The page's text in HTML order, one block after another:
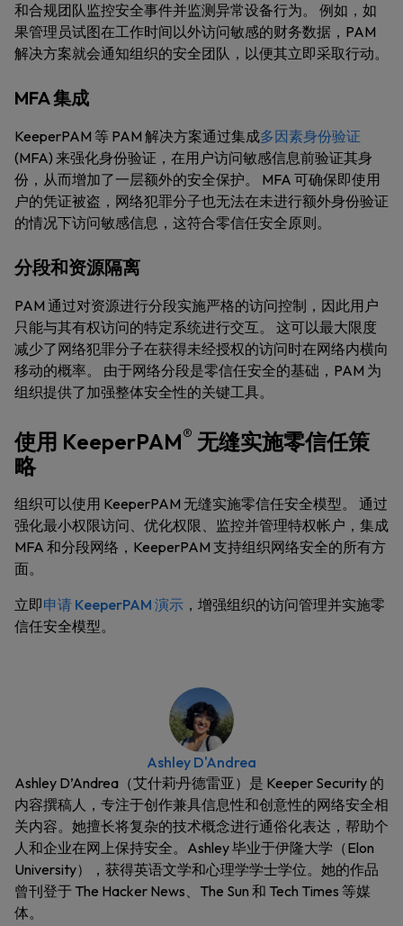
和合规团队监控安全事件并监测异常设备行为。 例如，如
果管理员试图在工作时间以外访问敏感的财务数据，PAM
解决方案就会通知组织的安全团队，以便其立即采取行动。
MFA 集成
KeeperPAM 等 PAM 解决方案通过集成多因素身份验证
(MFA) 来强化身份验证，在用户访问敏感信息前验证其身
份，从而增加了一层额外的安全保护。 MFA 可确保即使用
户的凭证被盗，网络犯罪分子也无法在未进行额外身份验证
的情况下访问敏感信息，这符合零信任安全原则。
分段和资源隔离
PAM 通过对资源进行分段实施严格的访问控制，因此用户
只能与其有权访问的特定系统进行交互。 这可以最大限度
减少了网络犯罪分子在获得未经授权的访问时在网络内横向
移动的概率。 由于网络分段是零信任安全的基础，PAM 为
组织提供了加强整体安全性的关键工具。
使用 KeeperPAM® 无缝实施零信任策
略
组织可以使用 KeeperPAM 无缝实施零信任安全模型。 通过
强化最小权限访问、优化权限、监控并管理特权帐户，集成
MFA 和分段网络，KeeperPAM 支持组织网络安全的所有方
面。
立即申请 KeeperPAM 演示 ，增强组织的访问管理并实施零
信任安全模型。
Ashley D'Andrea
Ashley D’Andrea（艾什莉·丹德雷亚）是 Keeper Security 的
内容撰稿人，专注于创作兼具信息性和创意性的网络安全相
关内容。她擅长将复杂的技术概念进行通俗化表达，帮助个
人和企业在网上保持安全。Ashley 毕业于伊隆大学（Elon
University），获得英语文学和心理学学士学位。她的作品
曾刊登于 The Hacker News、The Sun 和 Tech Times 等媒
体。